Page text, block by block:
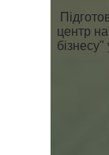
центр
бізнесу"